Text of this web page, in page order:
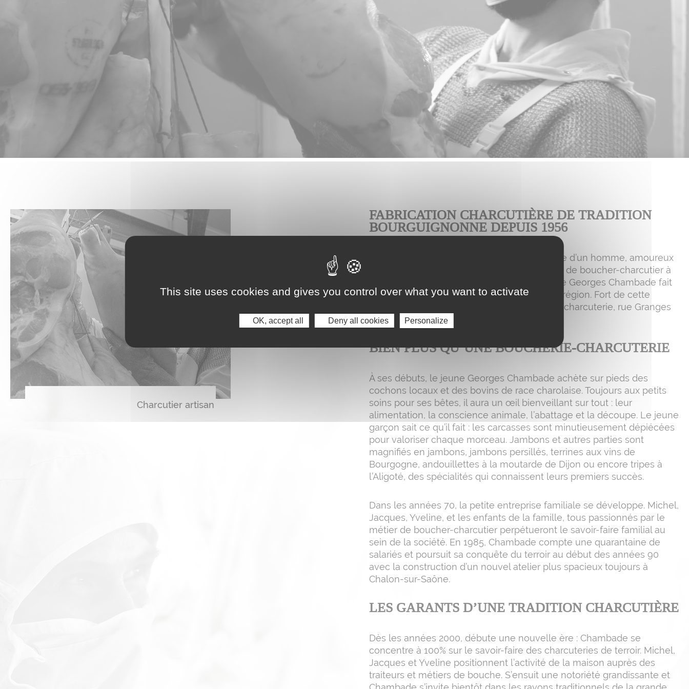
Charcutier artisan
FABRICATION CHARCUTIÈRE DE TRADITION
BOURGUIGNONNE DEPUIS 1956
L’histoire de Chambade, commence par celle d’un homme, amoureux
du métier de charcutier. Après une formation de boucher-charcutier à
Pierre-de-Bresse en Saône-et-Loire, le jeune Georges Chambade fait
ses armes dans plusieurs charcuteries de la région. Fort de cette
expérience, il crée et installe une boucherie-charcuterie, rue Granges
Vadot à Chalon-sur-Saône en 1956.
BIEN PLUS QU’UNE BOUCHERIE-CHARCUTERIE
À ses débuts, le jeune Georges Chambade achète sur pieds des
cochons locaux et des bovins de race charolaise. Toujours aux petits
soins pour ses bêtes, il aura un œil bienveillant sur tout : leur
alimentation, la conscience animale, l’abattage et la découpe. Le jeune
garçon sait ce qu’il fait : les carcasses sont minutieusement dépiécées
pour valoriser chaque morceau. Jambons et autres parties sont
magnifiés en jambons, jambons persillés, terrines aux vins de
Bourgogne, andouillettes à la moutarde de Dijon ou encore tripes à
l’Aligoté, des spécialités qui connaissent leurs premiers succès.
Dans les années 70, la petite entreprise familiale se développe. Michel,
Jacques, Yveline, et les enfants de la famille, tous passionnés par le
métier de boucher-charcutier perpétueront le savoir-faire familial au
sein de la société. En 1985, Chambade compte une quarantaine de
salariés et poursuit sa conquête du terroir au début des années 90
avec la construction d’un nouvel atelier plus spacieux toujours à
Chalon-sur-Saône.
LES GARANTS D’UNE TRADITION CHARCUTIÈRE
Dès les années 2000, débute une nouvelle ère : Chambade se
concentre à 100% sur le savoir-faire des charcuteries de terroir. Michel,
Jacques et Yveline positionnent l’activité de la maison auprès des
traiteurs et métiers de bouche. S’ensuit une notoriété grandissante et
This site uses cookies and gives you control over what you want to activate
OK, accept all Deny all cookies Personalize